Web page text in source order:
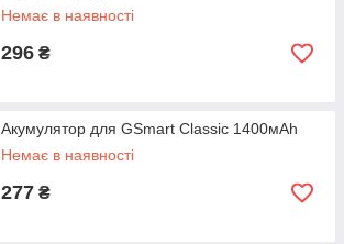
Немає в наявності
296 ₴
Акумулятор для GSmart Classic 1400мAh
Немає в наявності
277 ₴